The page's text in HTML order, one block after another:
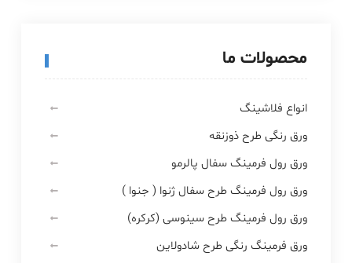
محصولات ما
انواع فلاشینگ
ورق رنگی طرح ذوزنقه
ورق رول فرمینگ سفال پالرمو
ورق رول فرمینگ طرح سفال ژنوا ( جنوا )
ورق رول فرمینگ طرح سینوسی (کرکره)
ورق فرمینگ رنگی طرح شادولاین